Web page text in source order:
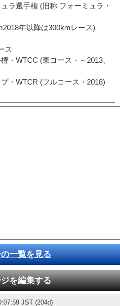
ラ選手権 (旧称 フォーミュラ・
年以降は300kmレース)
ス
・WTCC (東コース・～2013、
・WTCR (フルコース・2018)
一覧を見る
を編集する
JST (204d)